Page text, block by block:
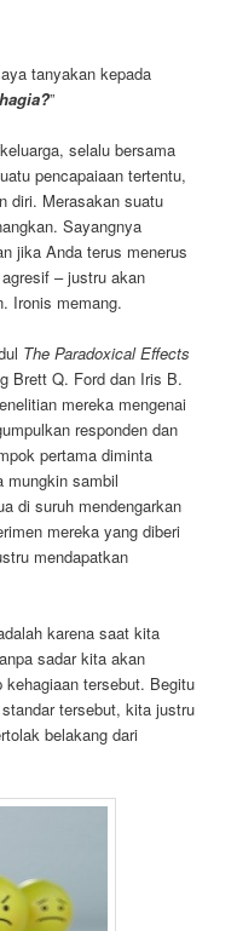
tanyakan kepada
”
selalu bersama
pencapaiaan tertentu,
diri. Merasakan suatu
Sayangnya
jika Anda terus menerus
– justru akan
Ironis memang.
The Paradoxical Effects
Brett Q. Ford dan Iris B.
mereka mengenai
responden dan
pertama diminta
mungkin sambil
di suruh mendengarkan
mereka yang diberi
mendapatkan
karena saat kita
sadar kita akan
kehagiaan tersebut. Begitu
tersebut, kita justru
belakang dari